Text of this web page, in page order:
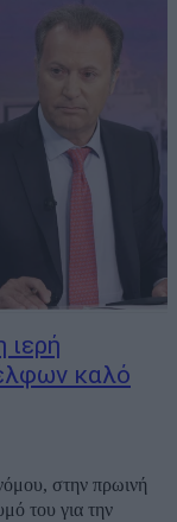
ιερή
καλό
στην πρωινή
του για την